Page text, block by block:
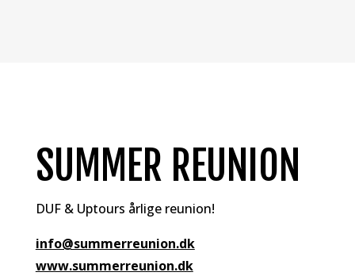
SUMMER REUNION
DUF & Uptours årlige reunion!
info@summerreunion.dk
www.summerreunion.dk